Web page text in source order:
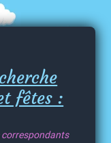
fêtes :
correspondants